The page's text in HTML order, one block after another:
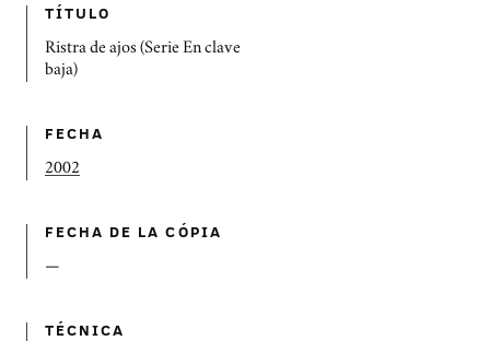
TÍTULO
Ristra de ajos (Serie En clave
baja)
FECHA
2002
FECHA DE LA CÓPIA
—
TÉCNICA